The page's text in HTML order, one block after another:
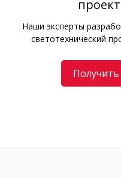
Наши эксперты
светотехнический
Получить